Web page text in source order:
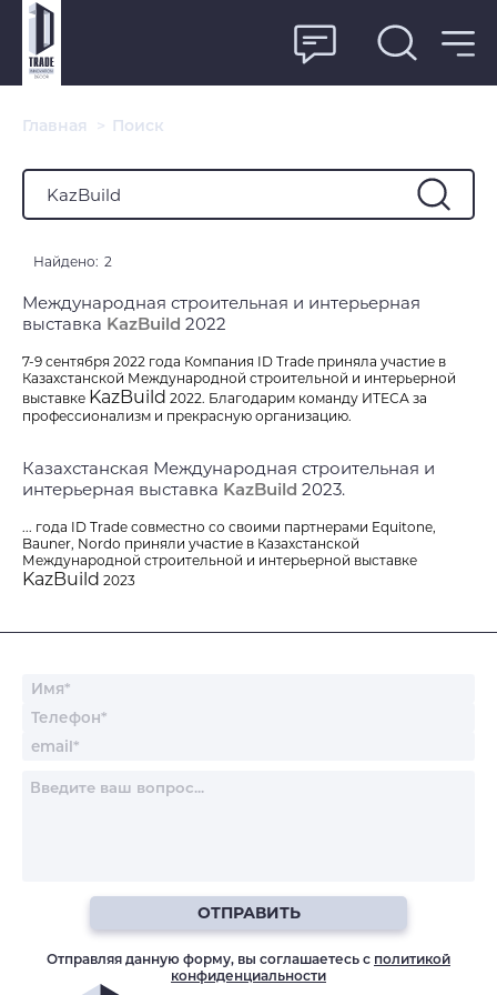
Главная > Поиск
Найдено: 2
Международная строительная и интерьерная
выставка KazBuild 2022
7-9 сентября 2022 года Компания ID Trade приняла участие в
Казахстанской Международной строительной и интерьерной
выставке KazBuild 2022. Благодарим команду ИТЕСА за
профессионализм и прекрасную организацию.
Казахстанская Международная строительная и
интерьерная выставка KazBuild 2023.
... года ID Trade совместно со своими партнерами Equitone,
Bauner, Nordo приняли участие в Казахстанской
Международной строительной и интерьерной выставке
KazBuild 2023
ОТПРАВИТЬ
Отправляя данную форму, вы соглашаетесь с политикой
конфиденциальности